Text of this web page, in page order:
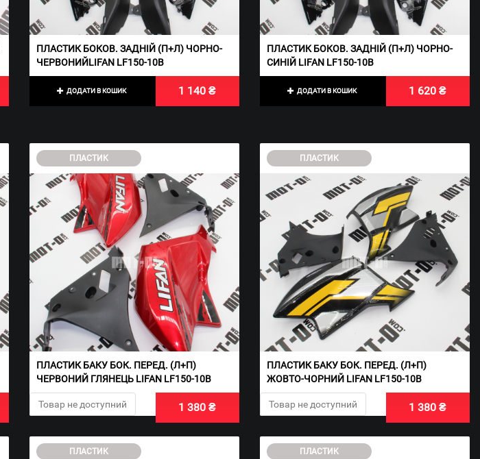
ПЛАСТИК БОКОВ. ЗАДНІЙ (П+Л) ЧОРНО-
ЧЕРВОНИЙLIFAN LF150-10B
ДОДАТИ В КОШИК 1 140 ₴
ПЛАСТИК БОКОВ. ЗАДНІЙ (П+Л) ЧОРНО-
СИНІЙ LIFAN LF150-10B
ДОДАТИ В КОШИК 1 620 ₴
ПЛАСТИК
ПЛАСТИК БАКУ БОК. ПЕРЕД. (Л+П)
ЧЕРВОНИЙ ГЛЯНЕЦЬ LIFAN LF150-10B
Товар не доступний 1 380 ₴
ПЛАСТИК
ПЛАСТИК БАКУ БОК. ПЕРЕД. (Л+П)
ЖОВТО-ЧОРНИЙ LIFAN LF150-10B
Товар не доступний 1 380 ₴
ПЛАСТИК ПЛАСТИК